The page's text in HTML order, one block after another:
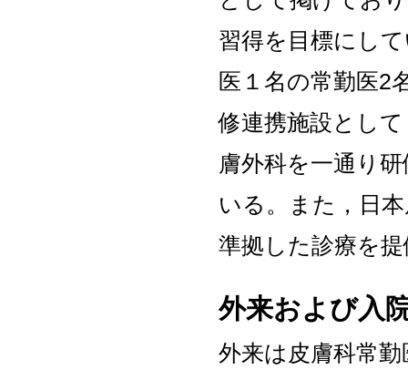
習得を目標にし
医１名の常勤医2
修連携施設とし
膚外科を一通り
いる。また，日
準拠した診療を
外来および入
外来は皮膚科常